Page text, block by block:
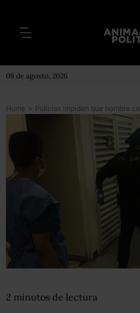
08 de agosto, 2026
Home >
2 minutos de lectura